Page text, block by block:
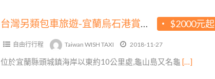
$2000元起
台灣另類包車旅遊-宜蘭烏石港賞鯨.登島之旅
自由行行程 Taiwan WISH TAXI 2018-11-27
位於宜蘭縣頭城鎮海岸以東約10公里處,龜山島又名龜 […]